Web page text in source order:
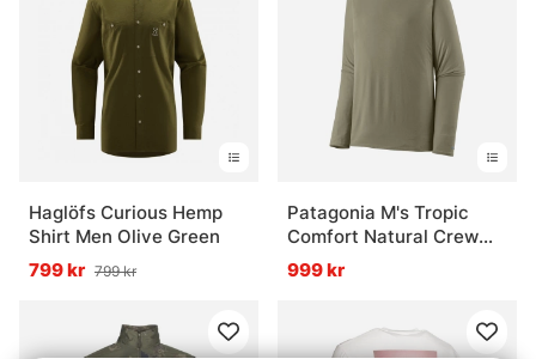
Haglöfs Curious Hemp
Shirt Men Olive Green
799 kr 799 kr
Patagonia M's Tropic
Comfort Natural Crew
River Rock Green
999 kr